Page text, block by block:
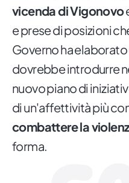
vicenda di Vigonovo
e prese di posizioni
Governo ha elaborato
dovrebbe introdurre
nuovo piano di
di un'affettività più
combattere la
forma.